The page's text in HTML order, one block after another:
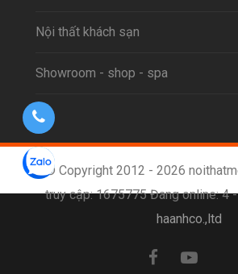
Nội thất khách sạn
Showroom - shop - spa
© Copyright 2012 - 2026
truy cập: 1675775 Đang online: 4
haanhco.,ltd